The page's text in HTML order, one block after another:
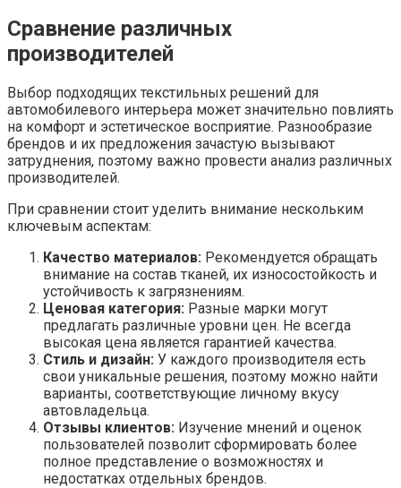
Сравнение различных
производителей
Выбор подходящих текстильных решений для
автомобилевого интерьера может значительно повлиять
на комфорт и эстетическое восприятие. Разнообразие
брендов и их предложения зачастую вызывают
затруднения, поэтому важно провести анализ различных
производителей.
При сравнении стоит уделить внимание нескольким
ключевым аспектам:
Качество материалов: Рекомендуется обращать
внимание на состав тканей, их износостойкость и
устойчивость к загрязнениям.
Ценовая категория: Разные марки могут
предлагать различные уровни цен. Не всегда
высокая цена является гарантией качества.
Стиль и дизайн: У каждого производителя есть
свои уникальные решения, поэтому можно найти
варианты, соответствующие личному вкусу
автовладельца.
Отзывы клиентов: Изучение мнений и оценок
пользователей позволит сформировать более
полное представление о возможностях и
недостатках отдельных брендов.